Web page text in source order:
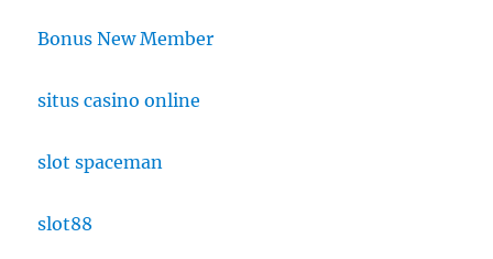
Bonus New Member
situs casino online
slot spaceman
slot88